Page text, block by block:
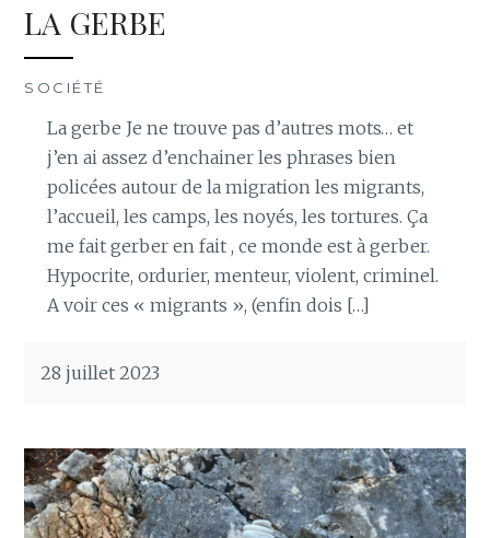
LA GERBE
SOCIÉTÉ
La gerbe Je ne trouve pas d’autres mots… et
j’en ai assez d’enchainer les phrases bien
policées autour de la migration les migrants,
l’accueil, les camps, les noyés, les tortures. Ça
me fait gerber en fait , ce monde est à gerber.
Hypocrite, ordurier, menteur, violent, criminel.
A voir ces « migrants », (enfin dois […]
28 juillet 2023